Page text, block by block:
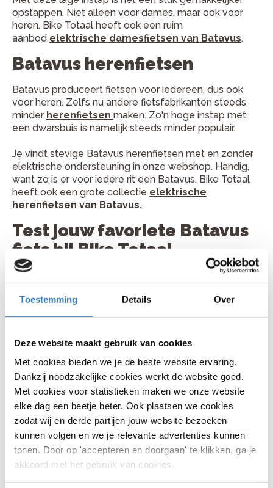
Toestemming Details Over
Deze website maakt gebruik van cookies
Met cookies bieden we je de beste website ervaring.
Dankzij noodzakelijke cookies werkt de website goed.
Met cookies voor statistieken maken we onze website
elke dag een beetje beter. Ook plaatsen we cookies
zodat wij en derde partijen jouw website bezoeken
kunnen volgen en we je relevante advertenties kunnen
tonen. Door op 'accepteren en doorgaan' te klikken, ga je
akkoord met het gebruik van cookies.
opstappen. Niet alleen voor dames, maar ook voor
heren. Bike Totaal heeft ook een ruim
aanbod elektrische damesfietsen van Batavus.
Batavus herenfietsen
Batavus produceert fietsen voor iedereen, dus ook
voor heren. Zelfs nu andere fietsfabrikanten steeds
minder herenfietsen maken. Zo'n hoge instap met
een dwarsbuis is namelijk steeds minder populair.
Je vindt stevige Batavus herenfietsen met en zonder
elektrische ondersteuning in onze webshop. Handig,
want zo is er voor iedere rit een Batavus. Bike Totaal
heeft ook een grote collectie elektrische
herenfietsen van Batavus.
Test jouw favoriete Batavus
fiets bij Bike Totaal
Enthousiast geworden voor een Batavus fiets? Kom
vrijblijvendeproefrit
. De specialist beantwoordt al je
vragen en adviseert je welke fiets het beste bij jou
fiets eenvoudig online! Welke fiets je ook kiest, we
maken je nieuwe aanwinst altijd 100% rijklaar zodat jij
gelijk kunt opstappen. Haal ‘m op in dewinkelbij jou in
de buurt, of laat ‘m thuisbezorgen. Advies, proefrit,
rijklaar maken en eventueel thuis afleveren zijn
onderdeel van ons zeer uitgebreide servicepakket.
Wel zo makkelijk. En heb je onderhoud nodig? Met
meer dan 170 winkels in heel Nederland is
service
onderhoud aan jouw fiets nooit te ver weg.
Veel gestelde vragen over Batavus